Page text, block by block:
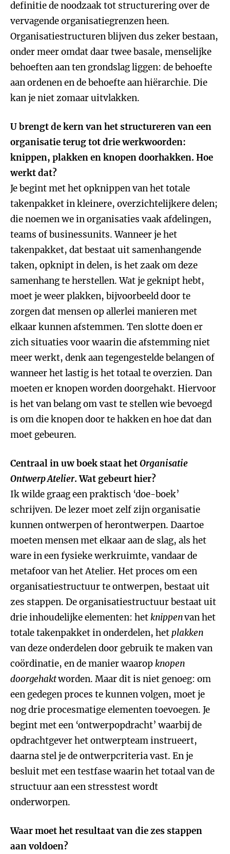
definitie de noodzaak tot structurering over de
vervagende organisatiegrenzen heen.
Organisatiestructuren blijven dus zeker bestaan,
onder meer omdat daar twee basale, menselijke
behoeften aan ten grondslag liggen: de behoefte
aan ordenen en de behoefte aan hiërarchie. Die
kan je niet zomaar uitvlakken.
U brengt de kern van het structureren van een
organisatie terug tot drie werkwoorden:
knippen, plakken en knopen doorhakken. Hoe
werkt dat?
Je begint met het opknippen van het totale
takenpakket in kleinere, overzichtelijkere delen;
die noemen we in organisaties vaak afdelingen,
teams of businessunits. Wanneer je het
takenpakket, dat bestaat uit samenhangende
taken, opknipt in delen, is het zaak om deze
samenhang te herstellen. Wat je geknipt hebt,
moet je weer plakken, bijvoorbeeld door te
zorgen dat mensen op allerlei manieren met
elkaar kunnen afstemmen. Ten slotte doen er
zich situaties voor waarin die afstemming niet
meer werkt, denk aan tegengestelde belangen of
wanneer het lastig is het totaal te overzien. Dan
moeten er knopen worden doorgehakt. Hiervoor
is het van belang om vast te stellen wie bevoegd
is om die knopen door te hakken en hoe dat dan
moet gebeuren.
Centraal in uw boek staat hetOrganisatie
Ontwerp Atelier. Wat gebeurt hier?
Ik wilde graag een praktisch ‘doe-boek’
schrijven. De lezer moet zelf zijn organisatie
kunnen ontwerpen of herontwerpen. Daartoe
moeten mensen met elkaar aan de slag, als het
ware in een fysieke werkruimte, vandaar de
metafoor van het Atelier. Het proces om een
organisatiestructuur te ontwerpen, bestaat uit
zes stappen. De organisatiestructuur bestaat uit
drie inhoudelijke elementen: hetknippenvan het
totale takenpakket in onderdelen, hetplakken
van deze onderdelen door gebruik te maken van
coördinatie, en de manier waarop knopen
doorgehaktworden. Maar dit is niet genoeg: om
een gedegen proces te kunnen volgen, moet je
nog drie procesmatige elementen toevoegen. Je
begint met een ‘ontwerpopdracht’ waarbij de
opdrachtgever het ontwerpteam instrueert,
daarna stel je de ontwerpcriteria vast. En je
besluit met een testfase waarin het totaal van de
structuur aan een stresstest wordt
onderworpen.
Waar moet het resultaat van die zes stappen
aan voldoen?